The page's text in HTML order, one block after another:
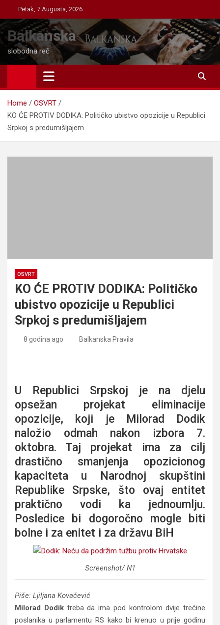
to
content
Petak, 7 Augusta, 2026
Balkanska
slobodna reč
Home
OSVRT
KO ĆE PROTIV DODIKA: Političko ubistvo opozicije u Republici
Srpkoj s predumišljajem
OSVRT
KO ĆE PROTIV DODIKA: Političko
ubistvo opozicije u Republici
Srpkoj s predumišljajem
8 godina ago Balkanska Pravila
U Republici Srpskoj je na djelu
opsežan projekat eliminacije
opozicije, koji je Milorad Dodik
naložio odmah nakon izbora 7.
oktobra. Taj projekat ima za cilj
drastično smanjenja opozicionog
kapaciteta u Narodnoj skupštini
Republike Srpske, što ovaj entitet
praktično vodi ka jednoumlju.
Posledice bi dogoročno mogle biti
bolne i za enitet i za državu BiH
Screenshot/ N1
Piše: Ljiljana Kovačević
Milorad Dodiktreba da ima pod kontrolom dvije trećine
poslanika u parlamentu RS kako bi krenuo u prije godinu